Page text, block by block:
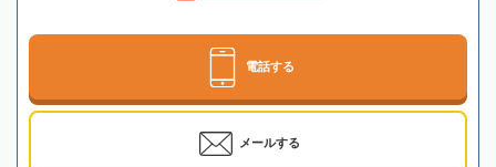
電話する
メールする